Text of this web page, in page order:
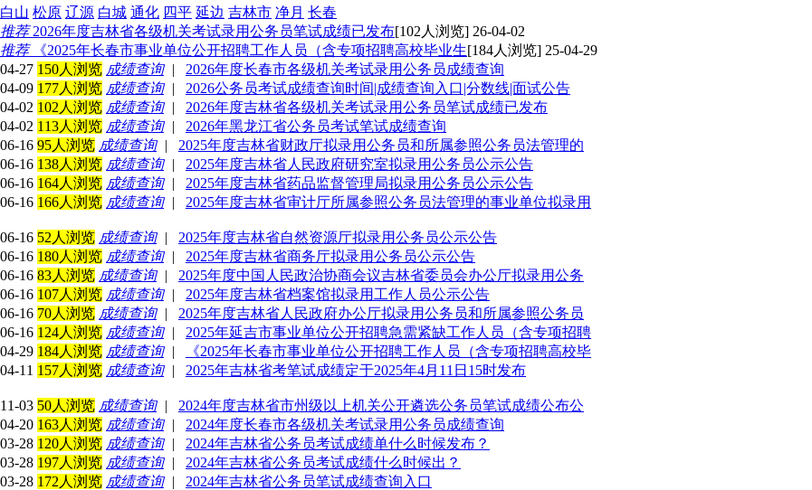
白山 松原 辽源 白城 通化 四平 延边 吉林市 净月 长春
推荐2026年度吉林省各级机关考试录用公务员笔试成绩已发布[102人浏览] 26-04-02
推荐《2025年长春市事业单位公开招聘工作人员（含专项招聘高校毕业生[184人浏览] 25-04-29
04-27 150人浏览 成绩查询|
2026年度长春市各级机关考试录用公务员成绩查询
04-09 177人浏览 成绩查询|
2026公务员考试成绩查询时间|成绩查询入口|分数线|面试公告
04-02 102人浏览 成绩查询|
2026年度吉林省各级机关考试录用公务员笔试成绩已发布
04-02 113人浏览 成绩查询|
2026年黑龙江省公务员考试笔试成绩查询
06-16 95人浏览 成绩查询|
2025年度吉林省财政厅拟录用公务员和所属参照公务员法管理的
06-16 138人浏览 成绩查询|
2025年度吉林省人民政府研究室拟录用公务员公示公告
06-16 164人浏览 成绩查询|
2025年度吉林省药品监督管理局拟录用公务员公示公告
06-16 166人浏览 成绩查询| 2025年度吉林省审计厅所属参照公务员法管理的事业单位拟录用
06-16 52人浏览 成绩查询|
2025年度吉林省自然资源厅拟录用公务员公示公告
06-16 180人浏览 成绩查询|
2025年度吉林省商务厅拟录用公务员公示公告
06-16 83人浏览 成绩查询|
2025年度中国人民政治协商会议吉林省委员会办公厅拟录用公务
06-16 107人浏览 成绩查询|
2025年度吉林省档案馆拟录用工作人员公示公告
06-16 70人浏览 成绩查询|
2025年度吉林省人民政府办公厅拟录用公务员和所属参照公务员
06-16 124人浏览 成绩查询|
2025年延吉市事业单位公开招聘急需紧缺工作人员（含专项招聘
04-29 184人浏览 成绩查询|
《2025年长春市事业单位公开招聘工作人员（含专项招聘高校毕
04-11 157人浏览 成绩查询| 2025年吉林省考笔试成绩定于2025年4月11日15时发布
11-03 50人浏览 成绩查询|
2024年度吉林省市州级以上机关公开遴选公务员笔试成绩公布公
04-20 163人浏览 成绩查询|
2024年度长春市各级机关考试录用公务员成绩查询
03-28 120人浏览 成绩查询|
2024年吉林省公务员考试成绩单什么时候发布？
03-28 197人浏览 成绩查询|
2024年吉林省公务员考试成绩什么时候出？
03-28 172人浏览 成绩查询|
2024年吉林省公务员笔试成绩查询入口